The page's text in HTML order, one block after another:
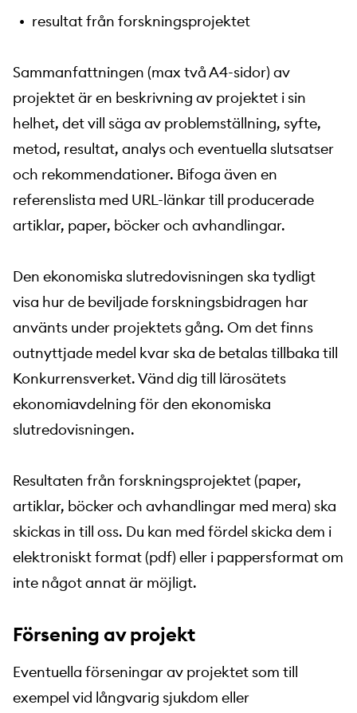
resultat från forskningsprojektet
Sammanfattningen (max två A4-sidor) av
projektet är en beskrivning av projektet i sin
helhet, det vill säga av problemställning, syfte,
metod, resultat, analys och eventuella slutsatser
och rekommendationer. Bifoga även en
referenslista med URL-länkar till producerade
artiklar, paper, böcker och avhandlingar.
Den ekonomiska slutredovisningen ska tydligt
visa hur de beviljade forskningsbidragen har
använts under projektets gång. Om det finns
outnyttjade medel kvar ska de betalas tillbaka till
Konkurrensverket. Vänd dig till lärosätets
ekonomiavdelning för den ekonomiska
slutredovisningen.
Resultaten från forskningsprojektet (paper,
artiklar, böcker och avhandlingar med mera) ska
skickas in till oss. Du kan med fördel skicka dem i
elektroniskt format (pdf) eller i pappersformat om
inte något annat är möjligt.
Försening av projekt
Eventuella förseningar av projektet som till
exempel vid långvarig sjukdom eller